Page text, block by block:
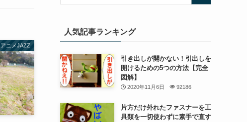
アニメJAZZ
人気記事ランキング
引き出しが開かない！引出しを
開けるための5つの方法【完全
図解】
2020年11月6日 92186
片方だけ外れたファスナーを工
具類を一切使わずに素手で直す